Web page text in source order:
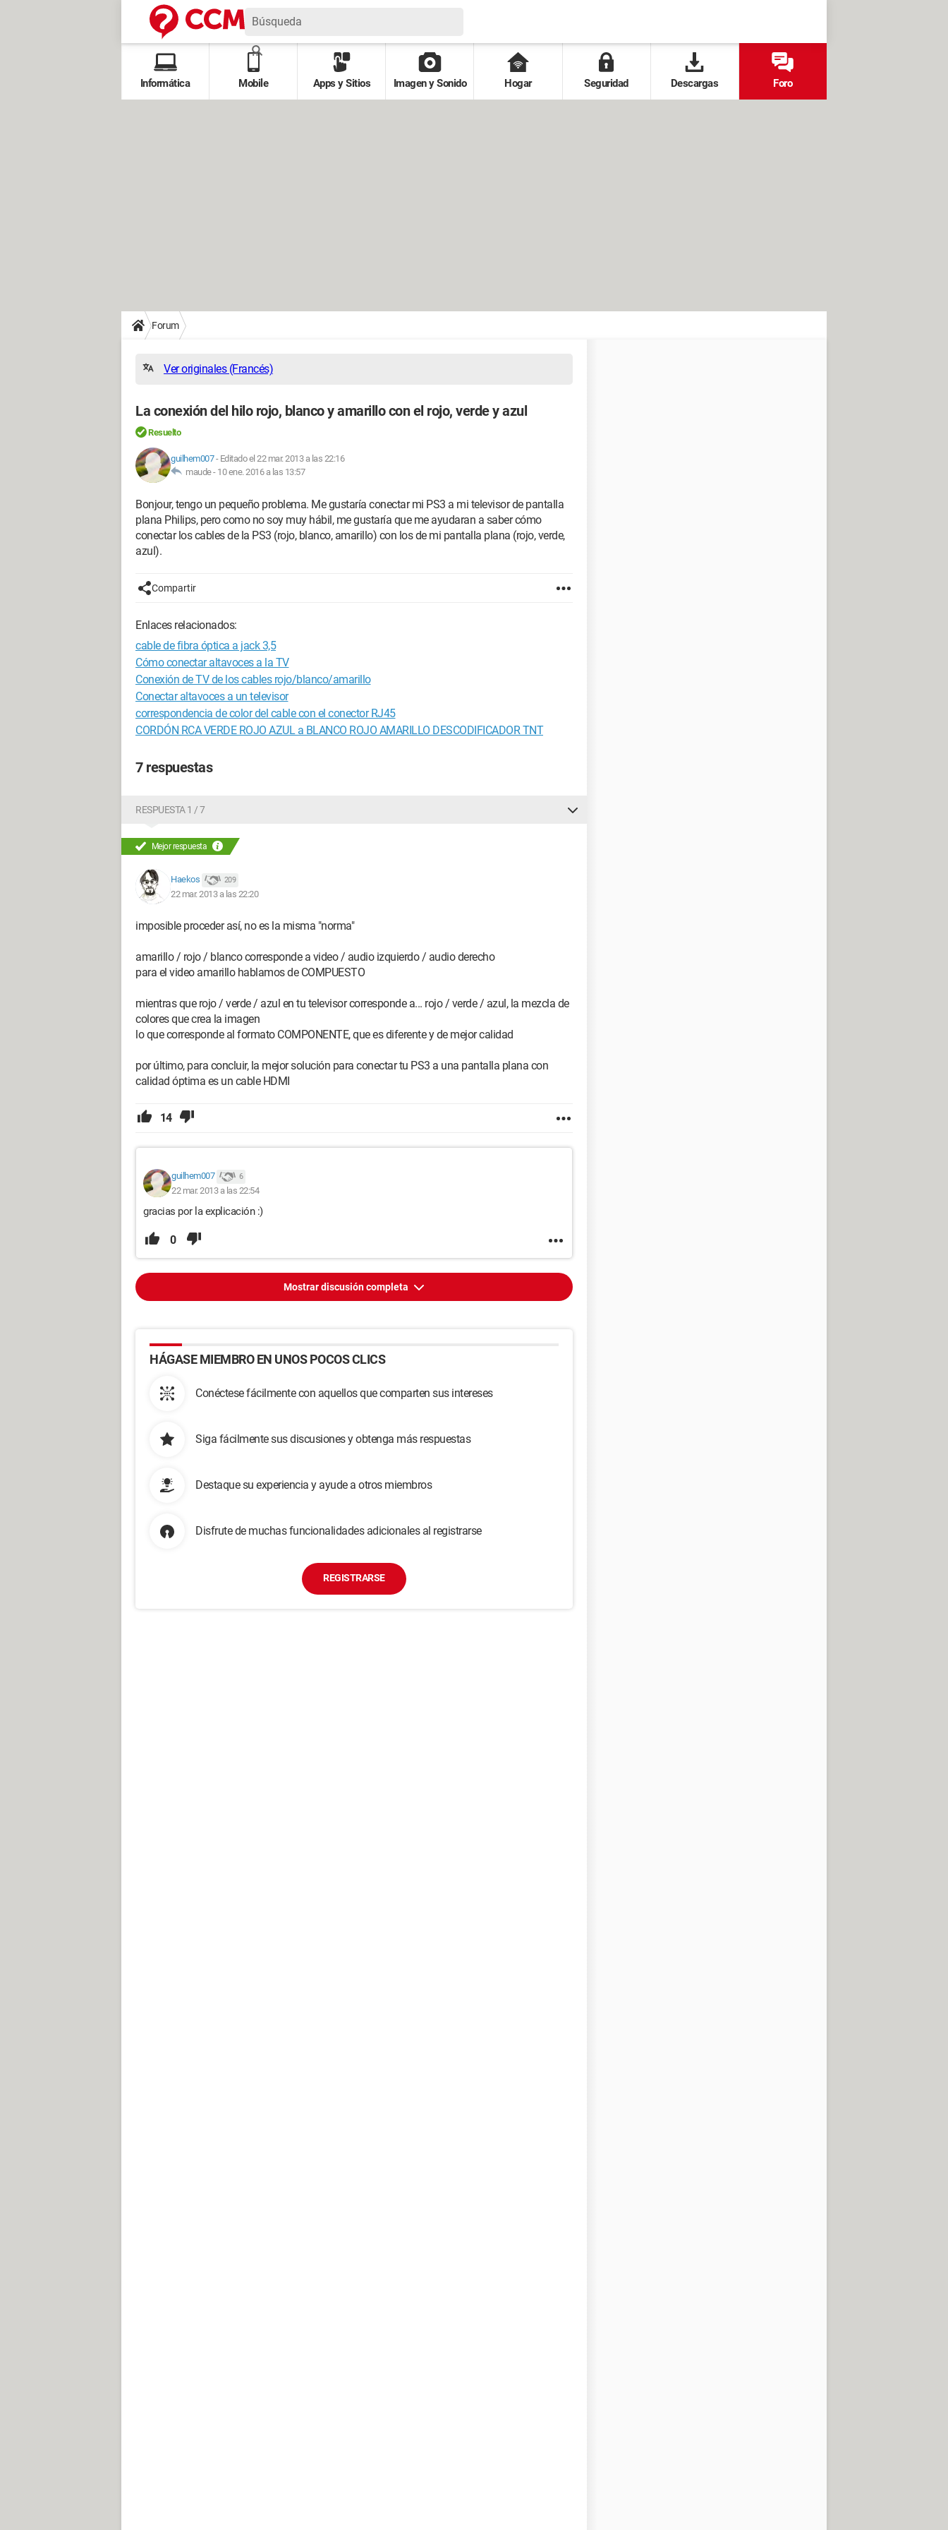
Informática Mobile Apps y Sitios Imagen y Sonido Hogar Seguridad Descargas Foro
Forum
Ver originales (Francés)
La conexión del hilo rojo, blanco y amarillo con el rojo, verde y azul
Resuelto
guilhem007- Editado el 22 mar. 2013 a las 22:16
maude - 10 ene. 2016 a las 13:57
Bonjour, tengo un pequeño problema. Me gustaría conectar mi PS3 a mi televisor de pantalla
plana Philips, pero como no soy muy hábil, me gustaría que me ayudaran a saber cómo
conectar los cables de la PS3 (rojo, blanco, amarillo) con los de mi pantalla plana (rojo, verde,
azul).
Compartir
Enlaces relacionados:
cable de fibra óptica a jack 3,5
Cómo conectar altavoces a la TV
Conexión de TV de los cables rojo/blanco/amarillo
Conectar altavoces a un televisor
correspondencia de color del cable con el conector RJ45
CORDÓN RCA VERDE ROJO AZUL a BLANCO ROJO AMARILLO DESCODIFICADOR TNT
7 respuestas
RESPUESTA 1 / 7
Mejor respuesta
Haekos 209
22 mar. 2013 a las 22:20
imposible proceder así, no es la misma "norma"
amarillo / rojo / blanco corresponde a video / audio izquierdo / audio derecho
para el video amarillo hablamos de COMPUESTO
mientras que rojo / verde / azul en tu televisor corresponde a... rojo / verde / azul, la mezcla de
colores que crea la imagen
lo que corresponde al formato COMPONENTE, que es diferente y de mejor calidad
por último, para concluir, la mejor solución para conectar tu PS3 a una pantalla plana con
calidad óptima es un cable HDMI
14
guilhem007 6
22 mar. 2013 a las 22:54
gracias por la explicación :)
0
Mostrar discusión completa
HÁGASE MIEMBRO EN UNOS POCOS CLICS
Conéctese fácilmente con aquellos que comparten sus intereses
Siga fácilmente sus discusiones y obtenga más respuestas
Destaque su experiencia y ayude a otros miembros
Disfrute de muchas funcionalidades adicionales al registrarse
REGISTRARSE